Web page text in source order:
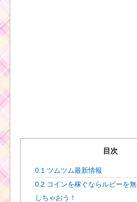
目次
0.1 ツムツム最新情報
0.2 コインを稼ぐならルビーを
しちゃおう！